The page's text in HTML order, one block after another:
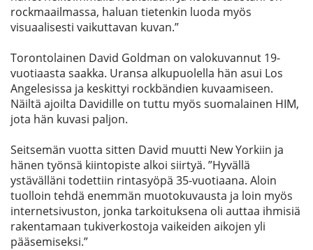
rockmaailmassa, haluan tietenkin luoda myös
visuaalisesti vaikuttavan kuvan.”
Torontolainen David Goldman on valokuvannut 19-
vuotiaasta saakka. Uransa alkupuolella hän asui Los
Angelesissa ja keskittyi rockbändien kuvaamiseen.
Näiltä ajoilta Davidille on tuttu myös suomalainen HIM,
jota hän kuvasi paljon.
Seitsemän vuotta sitten David muutti New Yorkiin ja
hänen työnsä kiintopiste alkoi siirtyä. ”Hyvällä
ystävälläni todettiin rintasyöpä 35-vuotiaana. Aloin
tuolloin tehdä enemmän muotokuvausta ja loin myös
internetsivuston, jonka tarkoituksena oli auttaa ihmisiä
rakentamaan tukiverkostoja vaikeiden aikojen yli
pääsemiseksi.”